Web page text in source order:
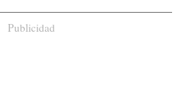
Publicidad